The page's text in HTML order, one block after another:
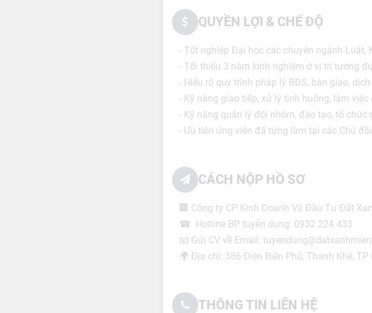
QUYỀN LỢI & CHẾ ĐỘ
- Tốt nghiệp Đại học các chuyên ngành Luật,
- Tối thiểu 3 năm kinh nghiệm ở vị trí tương
- Hiểu rõ quy trình pháp lý BĐS, bàn giao,
- Kỹ năng giao tiếp, xử lý tình huống, làm
- Kỹ năng quản lý đội nhóm, đào tạo, tổ chức
- Ưu tiên ứng viên đã từng làm tại các Chủ
CÁCH NỘP HỒ SƠ
🏢 Công ty CP Kinh Doanh Và Đầu Tư Đất
☎ Hotline BP tuyển dụng: 0932 224 433
📧 Gửi CV về Email:
🌍 Địa chỉ: 386 Điện Biên Phủ, Thanh Khê, TP
THÔNG TIN LIÊN HỆ